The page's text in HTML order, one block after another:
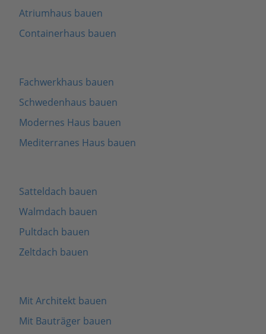
Atriumhaus bauen
Containerhaus bauen
Fachwerkhaus bauen
Schwedenhaus bauen
Modernes Haus bauen
Mediterranes Haus bauen
Satteldach bauen
Walmdach bauen
Pultdach bauen
Zeltdach bauen
Mit Architekt bauen
Mit Bauträger bauen